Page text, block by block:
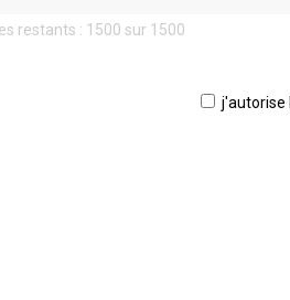
restants : 1500 sur 1500
j'autorise